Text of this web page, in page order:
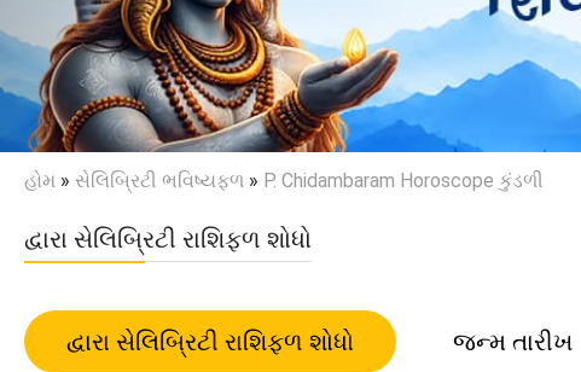
હોમ » સેલિબ્રિટી ભવિષ્યફળ » P. Chidambaram Horoscope કુંડળી
દ્વારા સેલિબ્રિટી રાશિફળ શોધો
દ્વારા સેલિબ્રિટી રાશિફળ શોધો જન્મ તારીખ